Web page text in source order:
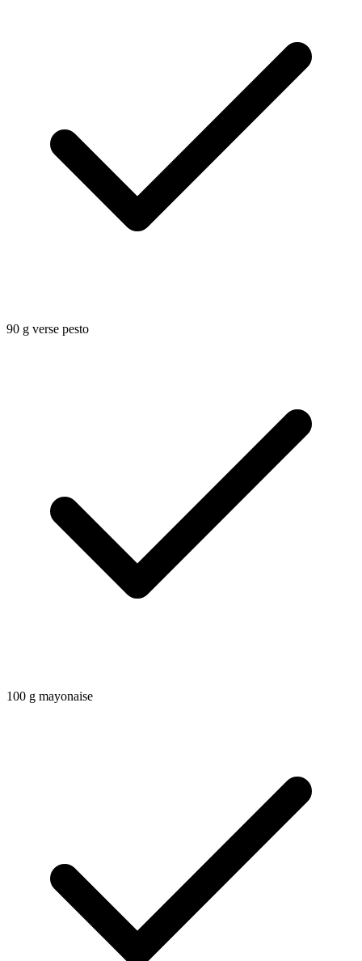
90 g verse pesto
100 g mayonaise